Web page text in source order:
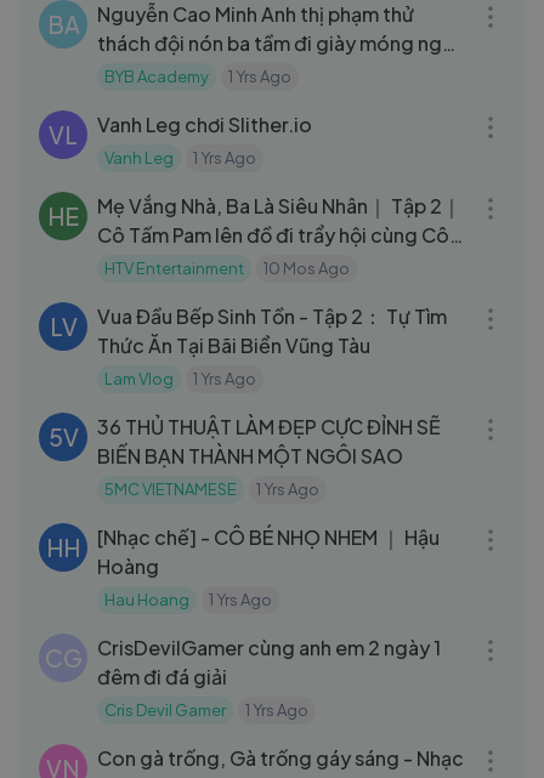
BA
Nguyễn Cao Minh Anh thị phạm thử
thách đội nón ba tầm đi giày móng ngựa
cho thí sinh Model NextGen
BYB Academy 1 Yrs Ago
VL Vanh Leg chơi Slither.io
Vanh Leg 1 Yrs Ago
HE
Mẹ Vắng Nhà, Ba Là Siêu Nhân｜ Tập 2｜
Cô Tấm Pam lên đồ đi trẩy hội cùng Cô
Cám Salim và Dì Ghẻ Long
HTV Entertainment 10 Mos Ago
LV
Vua Đầu Bếp Sinh Tồn - Tập 2： Tự Tìm
Thức Ăn Tại Bãi Biển Vũng Tàu
Lam Vlog 1 Yrs Ago
5V
36 THỦ THUẬT LÀM ĐẸP CỰC ĐỈNH SẼ
BIẾN BẠN THÀNH MỘT NGÔI SAO
5MC VIETNAMESE 1 Yrs Ago
HH
[Nhạc chế] - CÔ BÉ NHỌ NHEM ｜ Hậu
Hoàng
Hau Hoang 1 Yrs Ago
CG
CrisDevilGamer cùng anh em 2 ngày 1
đêm đi đá giải
Cris Devil Gamer 1 Yrs Ago
VN
Con gà trống, Gà trống gáy sáng - Nhạc